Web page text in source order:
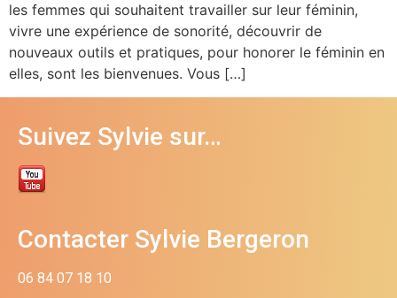
les femmes qui souhaitent travailler sur leur féminin,
vivre une expérience de sonorité, découvrir de
nouveaux outils et pratiques, pour honorer le féminin en
elles, sont les bienvenues. Vous […]
Suivez Sylvie sur…
Contacter Sylvie Bergeron
06 84 07 18 10